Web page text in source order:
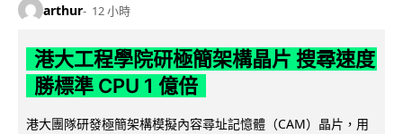
arthur 12 小時
港大工程學院研極簡架構晶片 搜尋速度
勝標準 CPU 1 億倍
港大團隊研發極簡架構模擬內容尋址記憶體（CAM）晶片，用